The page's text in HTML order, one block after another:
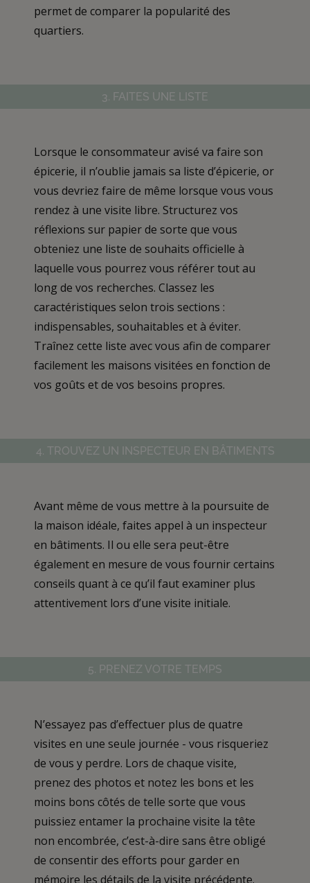
permet de comparer la popularité des
quartiers.
3. FAITES UNE LISTE
Lorsque le consommateur avisé va faire son
épicerie, il n’oublie jamais sa liste d’épicerie, or
vous devriez faire de même lorsque vous vous
rendez à une visite libre. Structurez vos
réflexions sur papier de sorte que vous
obteniez une liste de souhaits officielle à
laquelle vous pourrez vous référer tout au
long de vos recherches. Classez les
caractéristiques selon trois sections :
indispensables, souhaitables et à éviter.
Traînez cette liste avec vous afin de comparer
facilement les maisons visitées en fonction de
vos goûts et de vos besoins propres.
4. TROUVEZ UN INSPECTEUR EN BÂTIMENTS
Avant même de vous mettre à la poursuite de
la maison idéale, faites appel à un inspecteur
en bâtiments. Il ou elle sera peut-être
également en mesure de vous fournir certains
conseils quant à ce qu’il faut examiner plus
attentivement lors d’une visite initiale.
5. PRENEZ VOTRE TEMPS
N’essayez pas d’effectuer plus de quatre
visites en une seule journée - vous risqueriez
de vous y perdre. Lors de chaque visite,
prenez des photos et notez les bons et les
moins bons côtés de telle sorte que vous
puissiez entamer la prochaine visite la tête
non encombrée, c’est-à-dire sans être obligé
de consentir des efforts pour garder en
mémoire les détails de la visite précédente.